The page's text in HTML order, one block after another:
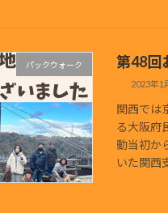
パックウォーク 第48回
2023年1
関西では
る大阪府
動当初か
いた関西